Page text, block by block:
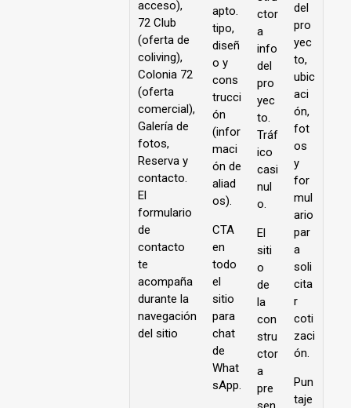
acceso),
72 Club
(oferta de
coliving),
Colonia 72
(oferta
comercial),
Galería de
fotos,
Reserva y
contacto.
El
formulario
de
contacto
te
acompaña
durante la
navegación
del sitio
apto.
tipo,
diseñ
o y
cons
trucci
ón
(infor
maci
ón de
aliad
os).
CTA
en
todo
el
sitio
para
chat
de
What
sApp.
ctor
a
info
del
pro
yec
to.
Tráf
ico
casi
nul
o.
El
siti
o
de
la
con
stru
ctor
a
pre
del
pro
yec
to,
ubic
aci
ón,
fot
os
y
for
mul
ario
par
a
soli
cita
r
coti
zaci
ón.
Pun
taje